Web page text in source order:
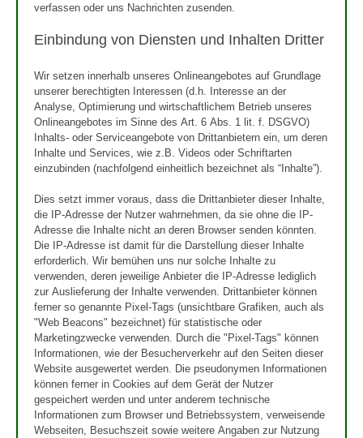
verfassen oder uns Nachrichten zusenden.
Einbindung von Diensten und Inhalten Dritter
Wir setzen innerhalb unseres Onlineangebotes auf Grundlage
unserer berechtigten Interessen (d.h. Interesse an der
Analyse, Optimierung und wirtschaftlichem Betrieb unseres
Onlineangebotes im Sinne des Art. 6 Abs. 1 lit. f. DSGVO)
Inhalts- oder Serviceangebote von Drittanbietern ein, um deren
Inhalte und Services, wie z.B. Videos oder Schriftarten
einzubinden (nachfolgend einheitlich bezeichnet als “Inhalte”).
Dies setzt immer voraus, dass die Drittanbieter dieser Inhalte,
die IP-Adresse der Nutzer wahrnehmen, da sie ohne die IP-
Adresse die Inhalte nicht an deren Browser senden könnten.
Die IP-Adresse ist damit für die Darstellung dieser Inhalte
erforderlich. Wir bemühen uns nur solche Inhalte zu
verwenden, deren jeweilige Anbieter die IP-Adresse lediglich
zur Auslieferung der Inhalte verwenden. Drittanbieter können
ferner so genannte Pixel-Tags (unsichtbare Grafiken, auch als
"Web Beacons" bezeichnet) für statistische oder
Marketingzwecke verwenden. Durch die "Pixel-Tags" können
Informationen, wie der Besucherverkehr auf den Seiten dieser
Website ausgewertet werden. Die pseudonymen Informationen
können ferner in Cookies auf dem Gerät der Nutzer
gespeichert werden und unter anderem technische
Informationen zum Browser und Betriebssystem, verweisende
Webseiten, Besuchszeit sowie weitere Angaben zur Nutzung